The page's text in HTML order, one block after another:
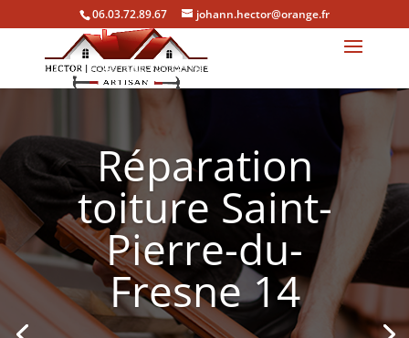
06.03.72.89.67 johann.hector@orange.fr
Réparation
toiture Saint-
Pierre-du-
Fresne 14